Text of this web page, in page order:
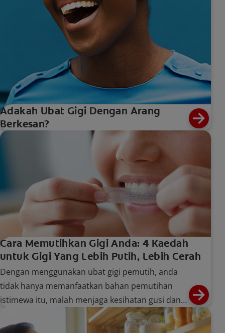
Adakah Ubat Gigi Dengan Arang
Berkesan?
Cara Memutihkan Gigi Anda: 4 Kaedah
untuk Gigi Yang Lebih Putih, Lebih Cerah
Dengan menggunakan ubat gigi pemutih, anda
tidak hanya memanfaatkan bahan pemutihan
istimewa itu, malah menjaga kesihatan gusi dan